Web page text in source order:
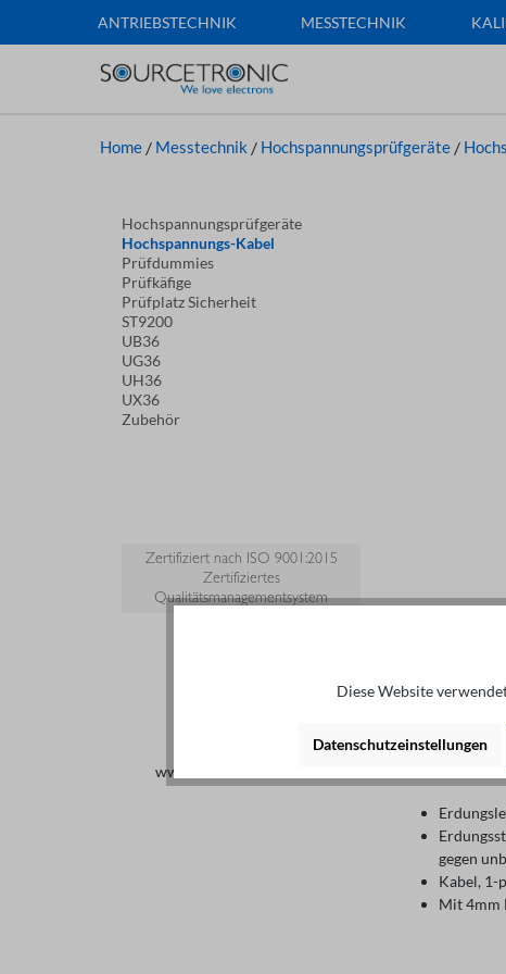
ANTRIEBSTECHNIK MESSTECHNIK
Home / Messtechnik / Hochspannungsprüfgeräte /
Hochspannungsprüfgeräte
Hochspannungs-Kabel
Prüfdummies
Prüfkäfige
Prüfplatz Sicherheit
ST9200
UB36
UG36
UH36
UX36
Zubehör
Zertifiziert nach ISO 9001:2015
Zertifiziertes
Qualitätsmanagementsystem
www.tuvsud.com/ms-zert
Details
Beschreibung
gegen
Kabel, 1-
Mit 4mm
Diese Website
Datenschutzeinstellungen